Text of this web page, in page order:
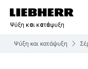
Ψύξη και κατάψυξη
Ψύξη και κατάψυξη